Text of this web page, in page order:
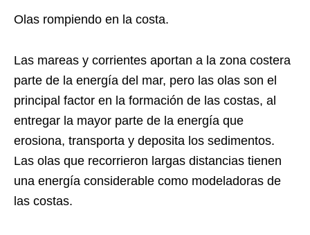
Olas rompiendo en la costa.
Las mareas y corrientes aportan a la zona costera
parte de la energía del mar, pero las olas son el
principal factor en la formación de las costas, al
entregar la mayor parte de la energía que
erosiona, transporta y deposita los sedimentos.
Las olas que recorrieron largas distancias tienen
una energía considerable como modeladoras de
las costas.